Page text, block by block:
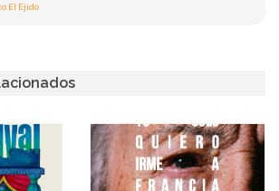
El Ejido